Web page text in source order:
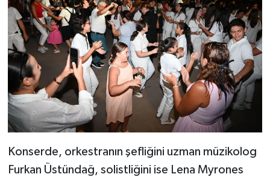
Konserde, orkestranın şefliğini uzman müzikolog
Furkan Üstündağ, solistliğini ise Lena Myrones